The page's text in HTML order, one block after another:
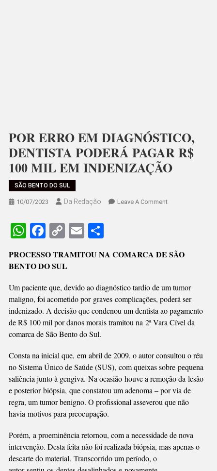
POR ERRO EM DIAGNÓSTICO,
DENTISTA PODERÁ PAGAR R$
100 MIL EM INDENIZAÇÃO
SÃO BENTO DO SUL
10/07/2023 Da Redação Leave A CommentOn
DENTISTA
R$
100
MIL
EM
WhatsApp
Facebook
CopyEmailShare
PROCESSO TRAMITOU NA COMARCA DE SÃO
BENTO DO SUL
Um paciente que, devido ao diagnóstico tardio de um tumor
maligno, foi acometido por graves complicações, poderá ser
indenizado. A decisão que condenou um dentista ao pagamento
de R$ 100 mil por danos morais tramitou na 2ª Vara Cível da
comarca de São Bento do Sul.
Consta na inicial que, em abril de 2009, o autor consultou o réu
no Sistema Único de Saúde (SUS), com queixas sobre pequena
saliência junto à gengiva. Na ocasião houve a remoção da lesão
e posterior biópsia, que constatou um adenoma – por via de
regra, um tumor benigno. O profissional asseverou que não
havia motivos para preocupação.
Porém, a proeminência retornou, com a necessidade de nova
intervenção. Desta feita não foi realizada biópsia, mas apenas o
descarte do material. Transcorrido um período, o